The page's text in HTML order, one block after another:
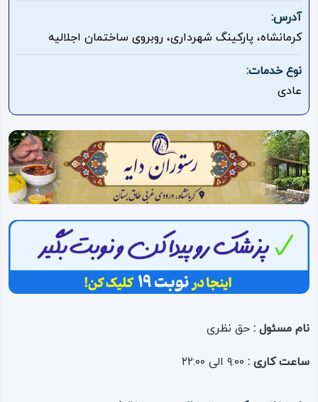
روستاهای
هدف
اقامتگاه
ویدئو
درباره
ما
آدرس:
کرمانشاه، پارکینگ شهرداری، روبروی ساختمان اجلالیه
نوع خدمات:
عادی
نام مسئول : حق نظری
ساعت کاری :